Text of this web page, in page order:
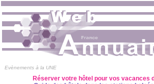
Evènements à la UNE
Réserver votre hôtel pour vos vacances